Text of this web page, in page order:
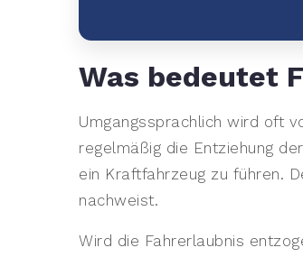
Was bedeutet
Umgangssprachlich wird oft
regelmäßig die Entziehung
ein Kraftfahrzeug zu führen.
nachweist.
Wird die Fahrerlaubnis